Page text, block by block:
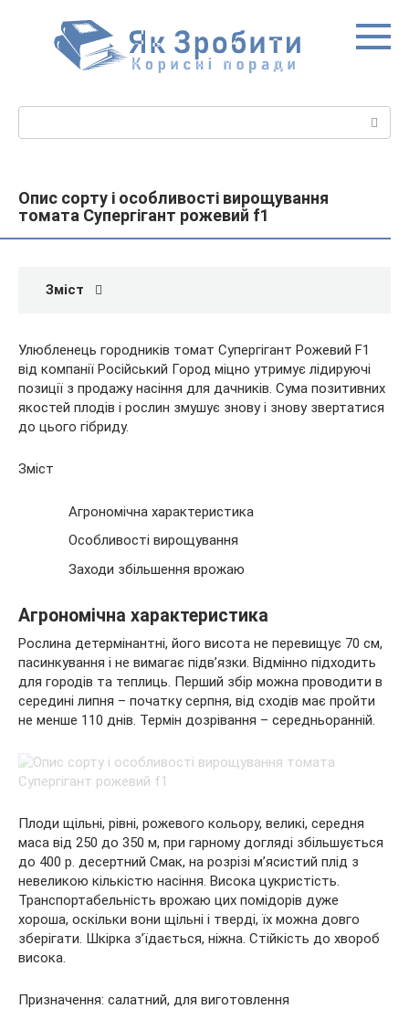
Опис сорту і особливості вирощування
томата Супергігант рожевий f1
Зміст
Улюбленець городників томат Супергігант Рожевий F1
від компанії Російський Город міцно утримує лідируючі
позиції з продажу насіння для дачників. Сума позитивних
якостей плодів і рослин змушує знову і знову звертатися
до цього гібриду.
Зміст
Агрономічна характеристика
Особливості вирощування
Заходи збільшення врожаю
Агрономічна характеристика
Рослина детермінантні, його висота не перевищує 70 см,
пасинкування і не вимагає підв’язки. Відмінно підходить
для городів та теплиць. Перший збір можна проводити в
середині липня – початку серпня, від сходів має пройти
не менше 110 днів. Термін дозрівання – середньоранній.
Плоди щільні, рівні, рожевого кольору, великі, середня
маса від 250 до 350 м, при гарному догляді збільшується
до 400 р. десертний Смак, на розрізі м’ясистий плід з
невеликою кількістю насіння. Висока цукристість.
Транспортабельність врожаю цих помідорів дуже
хороша, оскільки вони щільні і тверді, їх можна довго
зберігати. Шкірка з’їдається, ніжна. Стійкість до хвороб
висока.
Призначення: салатний, для виготовлення